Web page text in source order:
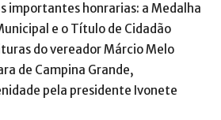
importantes honrarias: a Medalha
e o Título de Cidadão
do vereador Márcio Melo
de Campina Grande,
pela presidente Ivonete